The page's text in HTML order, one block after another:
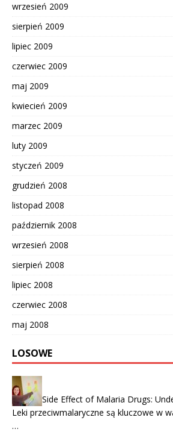
wrzesień 2009
sierpień 2009
lipiec 2009
czerwiec 2009
maj 2009
kwiecień 2009
marzec 2009
luty 2009
styczeń 2009
grudzień 2008
listopad 2008
październik 2008
wrzesień 2008
sierpień 2008
lipiec 2008
czerwiec 2008
maj 2008
LOSOWE
Side Effect of Malaria Drugs:
Leki przeciwmalaryczne są kluczowe w
…